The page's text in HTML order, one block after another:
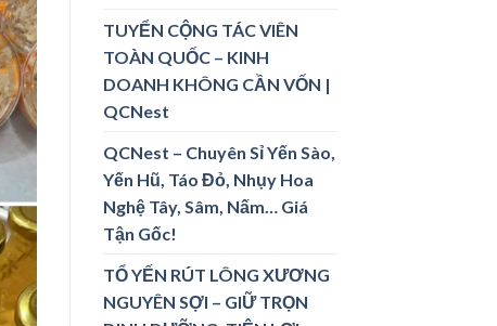
TUYỂN CỘNG TÁC VIÊN
TOÀN QUỐC – KINH
DOANH KHÔNG CẦN VỐN |
QCNest
QCNest – Chuyên Sỉ Yến Sào,
Yến Hũ, Táo Đỏ, Nhụy Hoa
Nghệ Tây, Sâm, Nấm… Giá
Tận Gốc!
TỔ YẾN RÚT LÔNG XƯƠNG
NGUYÊN SỢI – GIỮ TRỌN